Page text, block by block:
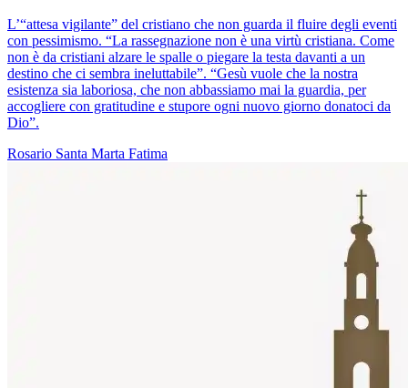
L’“attesa vigilante” del cristiano che non guarda il fluire degli eventi
con pessimismo. “La rassegnazione non è una virtù cristiana. Come
non è da cristiani alzare le spalle o piegare la testa davanti a un
destino che ci sembra ineluttabile”. “Gesù vuole che la nostra
esistenza sia laboriosa, che non abbassiamo mai la guardia, per
accogliere con gratitudine e stupore ogni nuovo giorno donatoci da
Dio”.
Rosario Santa Marta Fatima